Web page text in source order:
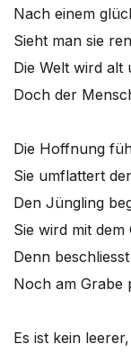
Nach einem
Sieht man sie
Die Welt wird alt
Doch der
Die Hoffnung
Sie umflattert
Den Jüngling
Sie wird mit
Denn
Noch am Grabe
Es ist kein